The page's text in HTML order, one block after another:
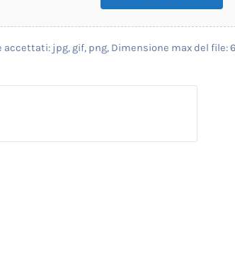
accettati: jpg, gif, png, Dimensione max del file: